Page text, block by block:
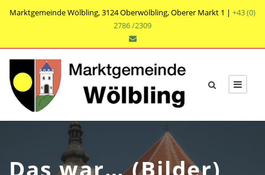
Marktgemeinde Wölbling, 3124 Oberwölbling, Oberer Markt 1 | +43 (0)
2786 /2309
Das war… (Bilder)